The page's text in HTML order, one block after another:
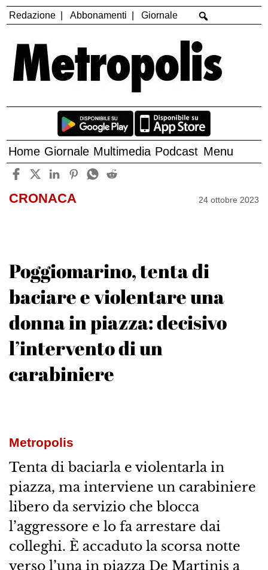
Redazione Abbonamenti Giornale
Home Giornale Multimedia Podcast Menu
CRONACA 24 ottobre 2023
Poggiomarino, tenta di
baciare e violentare una
donna in piazza: decisivo
l’intervento di un
carabiniere
Metropolis
Tenta di baciarla e violentarla in
piazza, ma interviene un carabiniere
libero da servizio che blocca
l’aggressore e lo fa arrestare dai
colleghi. È accaduto la scorsa notte
verso l’una in piazza De Martinis a